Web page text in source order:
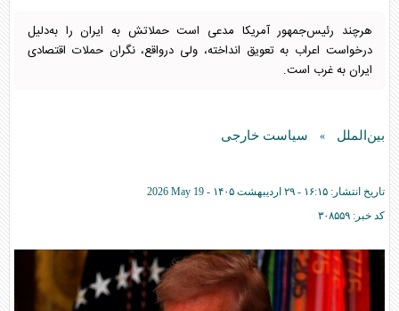
هرچند رئیس‌جمهور آمریکا مدعی است حملاتش به ایران را به‌دلیل
درخواست اعراب به تعویق انداخته، ولی درواقع، نگران حملات اقتصادی
ایران به غرب است.
بین‌الملل » سیاست خارجی
تاریخ انتشار: ۱۶:۱۵ - ۲۹ ارديبهشت ۱۴۰۵ -
2026 May 19
کد خبر: ۳۰۸۵۵۹